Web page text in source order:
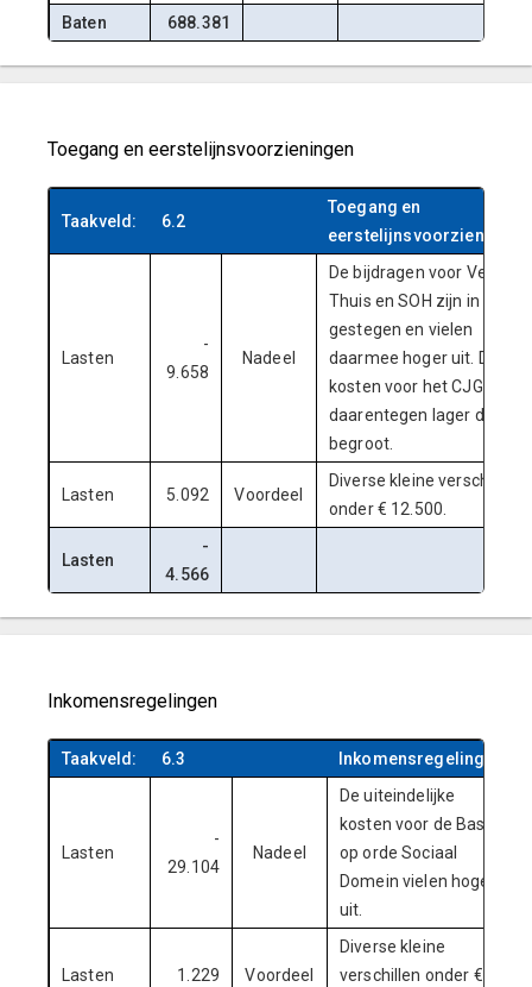
Baten 688.381
Toegang en eerstelijnsvoorzieningen
Taakveld: 6.2
Toegang en
eerstelijnsvoorzieningen
Lasten
-
9.658
Nadeel
De bijdragen voor Veilig
Thuis en SOH zijn in 2024
gestegen en vielen
daarmee hoger uit. De
kosten voor het CJG lagen
daarentegen lager dan
begroot.
Lasten 5.092 Voordeel
Diverse kleine verschillen
onder € 12.500.
Lasten
-
4.566
Inkomensregelingen
Taakveld: 6.3 Inkomensregelingen
Lasten
-
29.104
Nadeel
De uiteindelijke
kosten voor de Basis
op orde Sociaal
Domein vielen hoger
uit.
Lasten 1.229 Voordeel
Diverse kleine
verschillen onder €